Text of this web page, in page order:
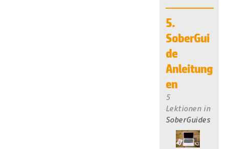
5.
SoberGui
de
Anleitung
en
5
Lektionen in
SoberGuides